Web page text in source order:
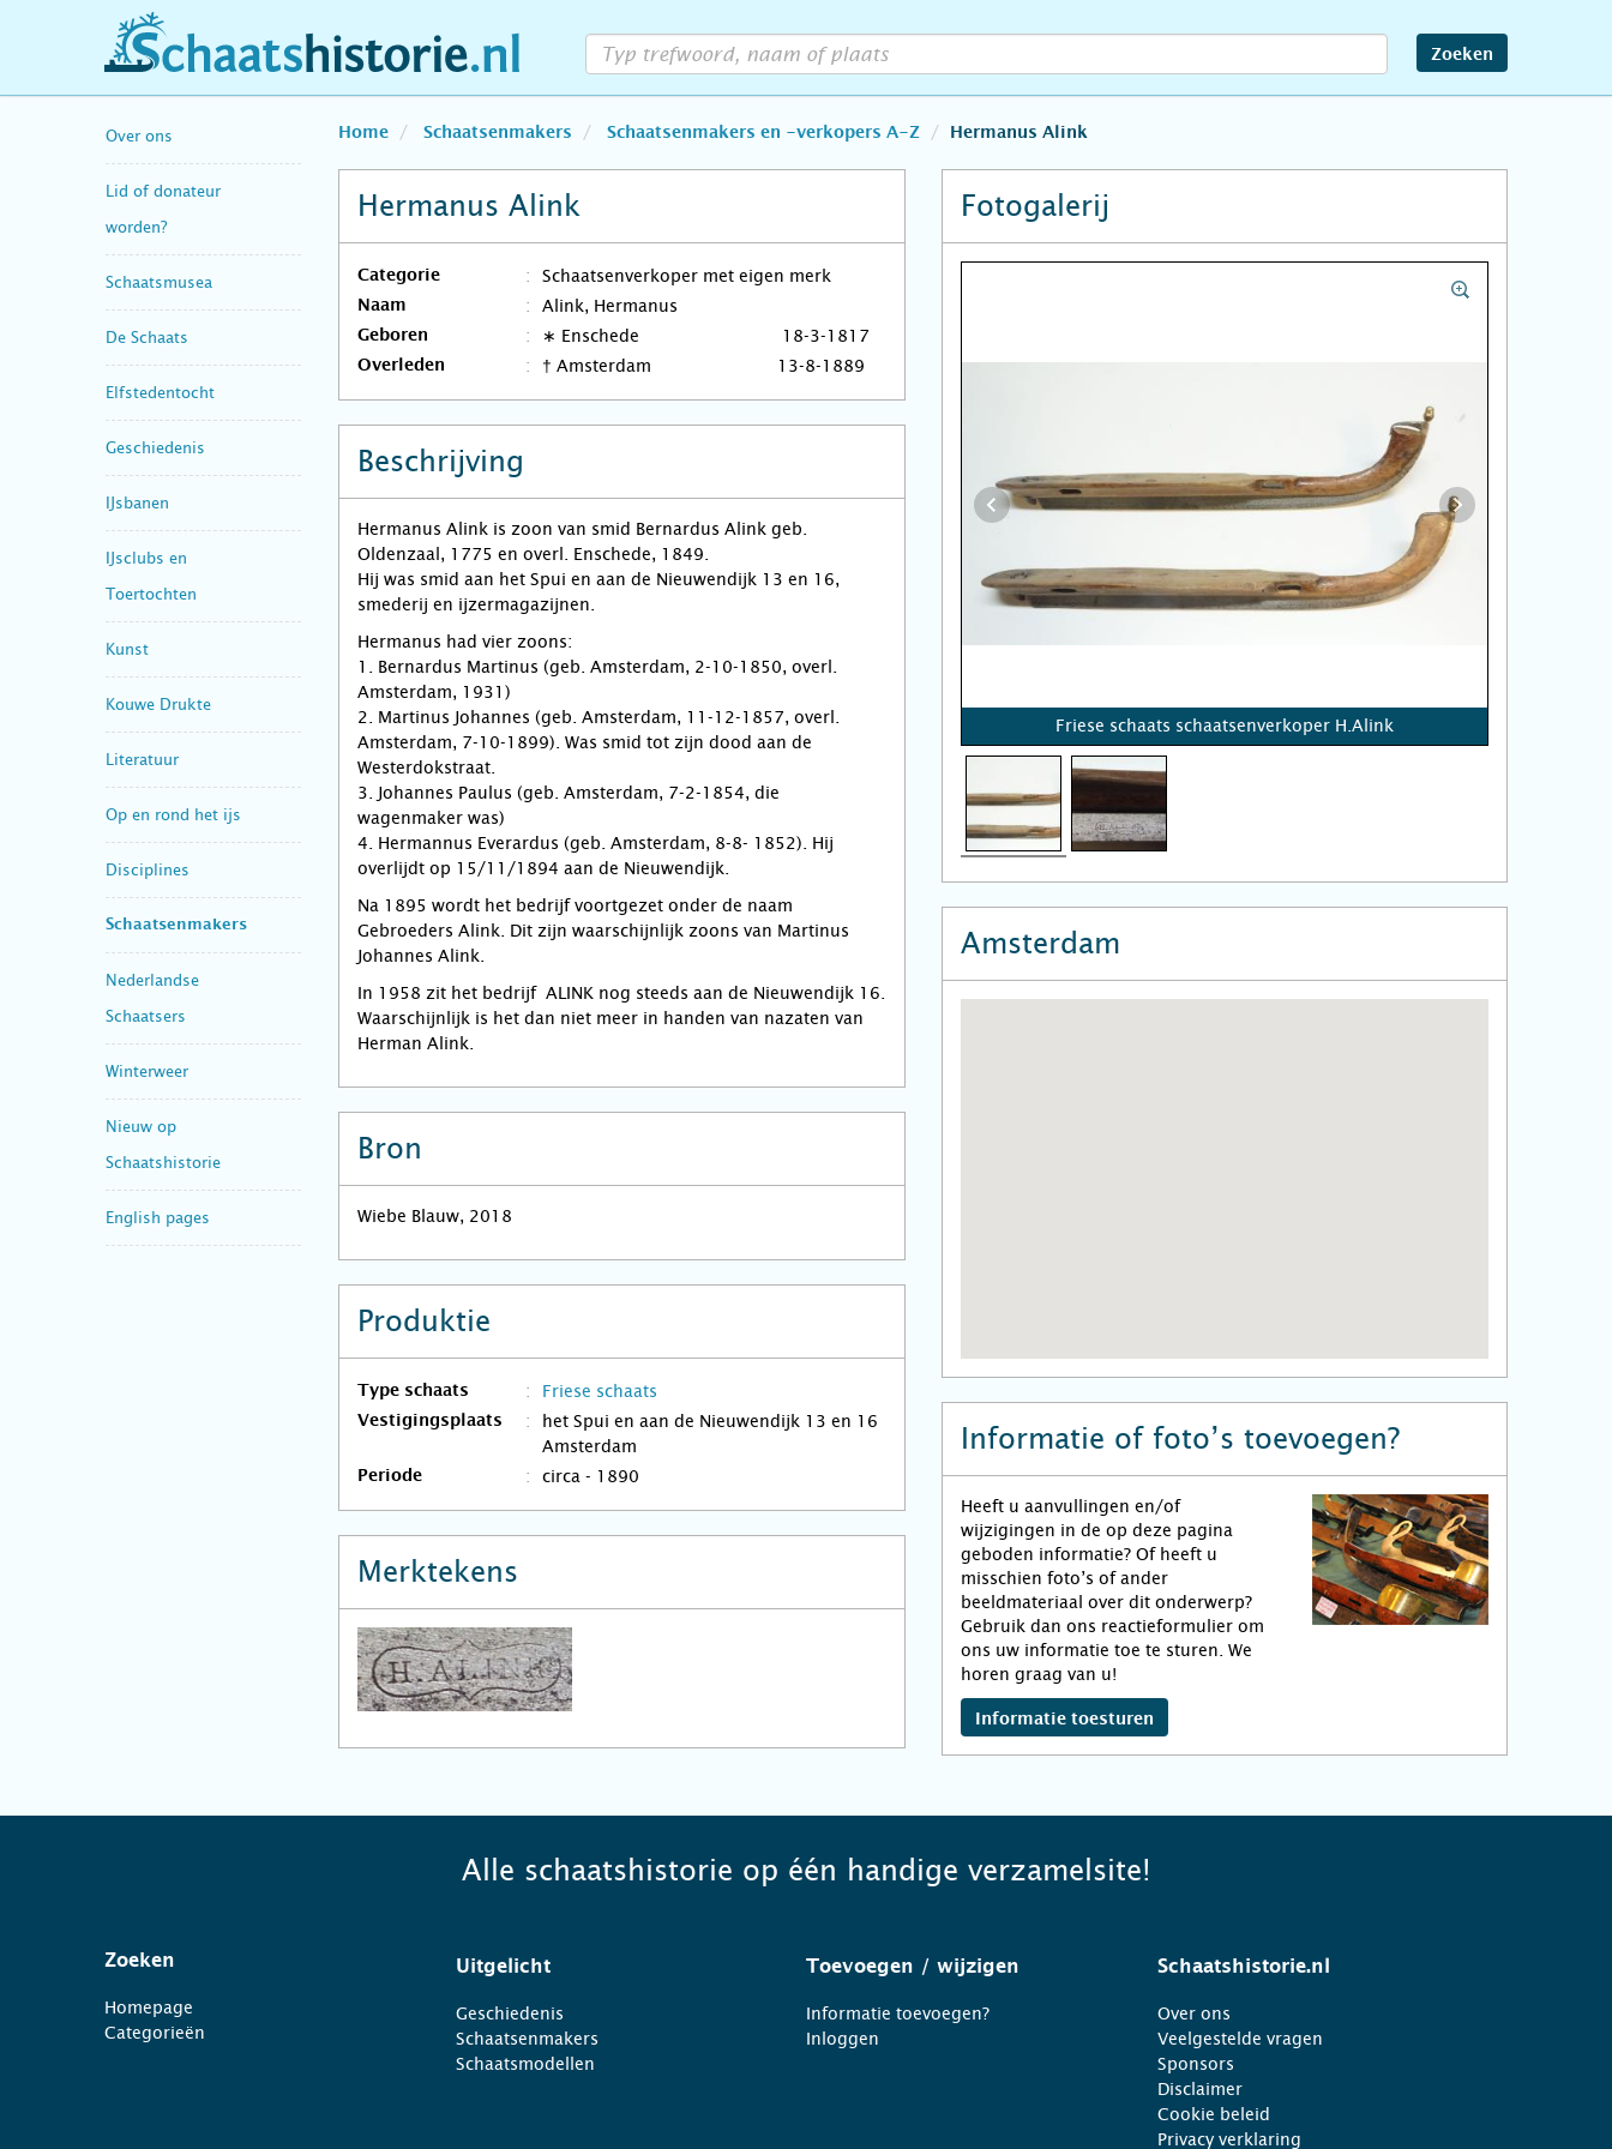
schaatshistorie.nl Zoeken
Over ons
Lid of donateur
worden?
Schaatsmusea
De Schaats
Elfstedentocht
Geschiedenis
IJsbanen
IJsclubs en
Toertochten
Kunst
Kouwe Drukte
Literatuur
Op en rond het ijs
Disciplines
Schaatsenmakers
Nederlandse
Schaatsers
Winterweer
Nieuw op
Schaatshistorie
English pages
Home Schaatsenmakers Schaatsenmakers en -verkopers A-Z Hermanus Alink
Hermanus Alink
Categorie Schaatsenverkoper met eigen merk
Naam Alink, Hermanus
Geboren ∗ Enschede 18-3-1817
Overleden † Amsterdam 13-8-1889
Beschrijving
Hermanus Alink is zoon van smid Bernardus Alink geb.
Oldenzaal, 1775 en overl. Enschede, 1849.
Hij was smid aan het Spui en aan de Nieuwendijk 13 en 16,
smederij en ijzermagazijnen.
Hermanus had vier zoons:
1. Bernardus Martinus (geb. Amsterdam, 2-10-1850, overl.
Amsterdam, 1931)
2. Martinus Johannes (geb. Amsterdam, 11-12-1857, overl.
Amsterdam, 7-10-1899). Was smid tot zijn dood aan de
Westerdokstraat.
3. Johannes Paulus (geb. Amsterdam, 7-2-1854, die
wagenmaker was)
4. Hermannus Everardus (geb. Amsterdam, 8-8- 1852). Hij
overlijdt op 15/11/1894 aan de Nieuwendijk.
Na 1895 wordt het bedrijf voortgezet onder de naam
Gebroeders Alink. Dit zijn waarschijnlijk zoons van Martinus
Johannes Alink.
In 1958 zit het bedrijf ALINK nog steeds aan de Nieuwendijk 16.
Waarschijnlijk is het dan niet meer in handen van nazaten van
Herman Alink.
Bron
Wiebe Blauw, 2018
Produktie
Type schaats Friese schaats
Vestigingsplaats
het Spui en aan de Nieuwendijk 13 en 16
Amsterdam
Periode circa - 1890
Merktekens
Fotogalerij
Friese schaats schaatsenverkoper H.Alink
Amsterdam
Informatie of foto’s toevoegen?
Heeft u aanvullingen en/of
wijzigingen in de op deze pagina
geboden informatie? Of heeft u
misschien foto’s of ander
beeldmateriaal over dit onderwerp?
Gebruik dan ons reactieformulier om
ons uw informatie toe te sturen. We
horen graag van u!
Informatie toesturen
Alle schaatshistorie op één handige verzamelsite!
Zoeken
Homepage
Categorieën
Uitgelicht
Geschiedenis
Schaatsenmakers
Schaatsmodellen
Toevoegen / wijzigen
Informatie toevoegen?
Inloggen
Schaatshistorie.nl
Over ons
Veelgestelde vragen
Sponsors
Disclaimer
Cookie beleid
Privacy verklaring